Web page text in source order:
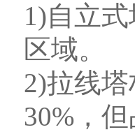
1)自立
区域。
2)拉线
30%，